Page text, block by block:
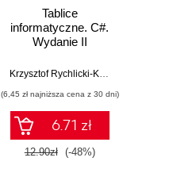
Tablice
informatyczne. C#.
Wydanie II
(6,45 zł najniższa cena z 30 dni)
6.71 zł
12.90zł (-48%)